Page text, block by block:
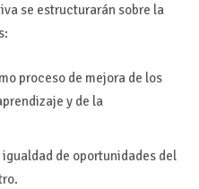
se estructurarán sobre la
proceso de mejora de los
y de la
de oportunidades del